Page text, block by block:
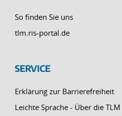
So finden Sie uns
tlm.ris-portal.de
SERVICE
Erklärung zur Barrierefreiheit
Leichte Sprache - Über die TLM